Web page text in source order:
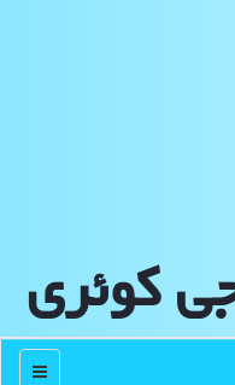
كوئری
منو